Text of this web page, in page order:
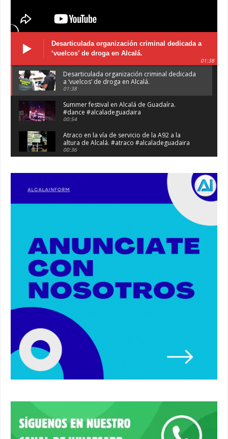
Desarticulada organización criminal dedicada a
‘vuelcos’ de droga en Alcalá.
01:38
Desarticulada organización criminal dedicada
a ‘vuelcos’ de droga en Alcalá.
01:38
Summer festival en Alcalá de Guadaíra.
#dance #alcaladeguadaira
00:54
Atraco en la vía de servicio de la A92 a la
altura de Alcalá. #atraco #alcaladeguadaira
00:36
Alcalá. #policia #narcos
Primeras 191 viviendas VPO en Alcalá de
Guadaíra. #alcaladeguadaira #vivienda #vpo
Premio de Medio Ambiente para el CEIP San
Mateo. #alcaladeguadaira #premios #colegio
03:01
Paseo de caballos. #alcaladeguadaira #ferias
#caballos
Un autobús ha golpeado a otro en el recinto
ferial. #accidente #alcaladeguadaira #ferias
Primer premio de casetas 2026.
#alcaladeguadaira #ferias